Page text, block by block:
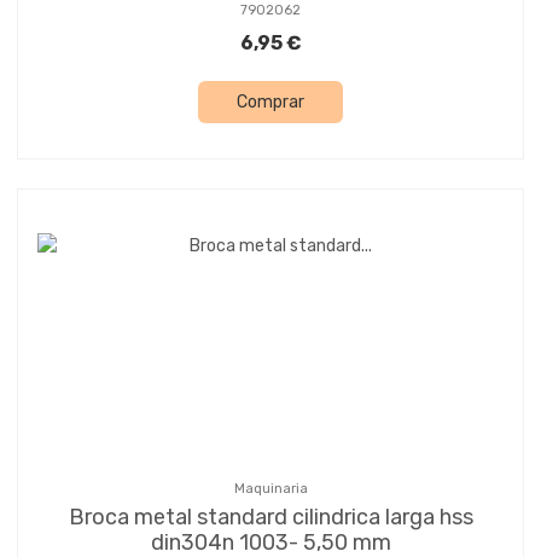
7902062
6,95 €
Comprar
Maquinaria
Broca metal standard cilindrica larga hss
din304n 1003- 5,50 mm